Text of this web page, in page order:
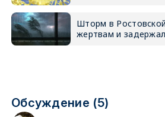
Шторм в
жертвам и
Обсуждение (5)